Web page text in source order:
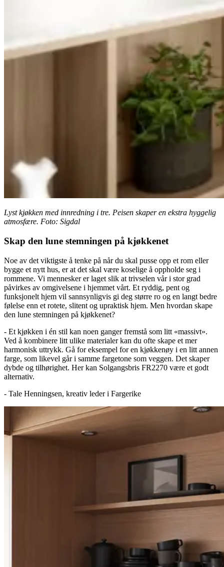
Lyst kjøkken med innredning i tre. Peisen skaper en ekstra hyggelig
atmosfære. Foto: Sigdal
Skap den lune stemningen på kjøkkenet
Noe av det viktigste å tenke på når du skal pusse opp et rom eller
bygge et nytt hus, er at det skal være koselige å oppholde seg i
rommene. Vi mennesker er laget slik at trivselen vår i stor grad
påvirkes av omgivelsene i hjemmet vårt. Et ryddig, pent og
funksjonelt hjem vil sannsynligvis gi deg større ro og en langt bedre
følelse enn et rotete, slitent og upraktisk hjem. Men hvordan skape
den lune stemningen på kjøkkenet?
- Et kjøkken i én stil kan noen ganger fremstå som litt «massivt».
Ved å kombinere litt ulike materialer kan du ofte skape et mer
harmonisk uttrykk. Gå for eksempel for en kjøkkenøy i en litt annen
farge, som likevel går i samme fargetone som veggen. Det skaper
dybde og tilhørighet. Her kan Solgangsbris FR2270 være et godt
alternativ.
- Tale Henningsen, kreativ leder i Fargerike